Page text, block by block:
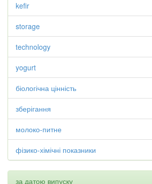
kefir
storage
technology
yogurt
біологічна цінність
зберігання
молоко-питне
фізико-хімічні показники
за датою випуску